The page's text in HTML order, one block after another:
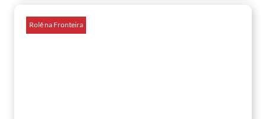
Rolê na Fronteira